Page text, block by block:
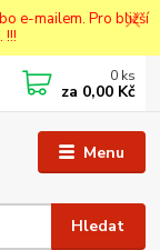
e-mailem. Pro bližší
!!!
Menu
Hledat
0 ks
za 0,00 Kč